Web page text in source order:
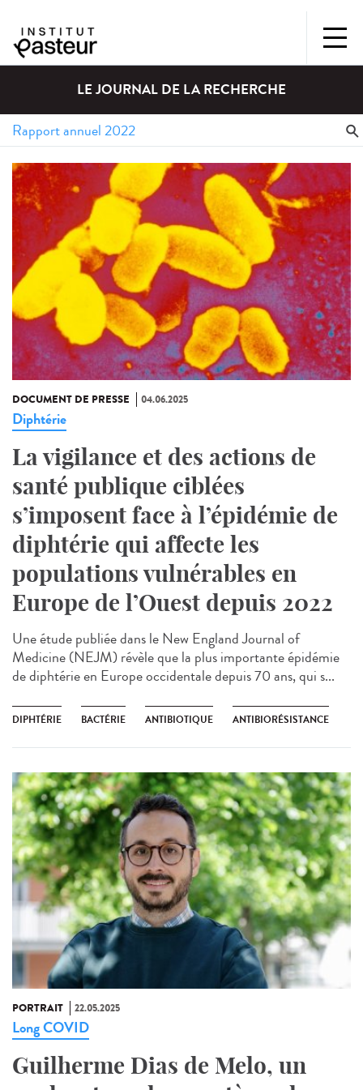
LE JOURNAL DE LA RECHERCHE
DOCUMENT DE PRESSE 04.06.2025
Diphtérie
La vigilance et des actions de
santé publique ciblées
s’imposent face à l’épidémie de
diphtérie qui affecte les
populations vulnérables en
Europe de l’Ouest depuis 2022
Une étude publiée dans le New England Journal of
Medicine (NEJM) révèle que la plus importante épidémie
de diphtérie en Europe occidentale depuis 70 ans, qui s...
DIPHTÉRIE BACTÉRIE ANTIBIOTIQUE ANTIBIORÉSISTANCE
PORTRAIT 22.05.2025
Long COVID
Guilherme Dias de Melo, un